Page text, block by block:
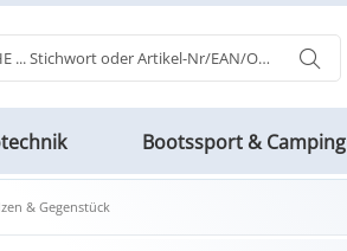
Bootssport & Camping
& Gegenstück